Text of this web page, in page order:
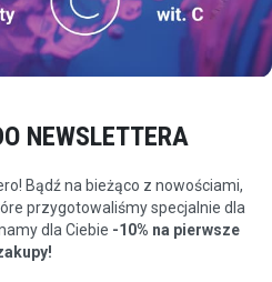
NEWSLETTERA
Bądź na bieżąco z nowościami,
przygotowaliśmy specjalnie dla
dla Ciebie -10% na pierwsze